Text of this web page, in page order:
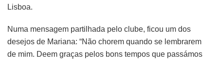
Lisboa.
Numa mensagem partilhada pelo clube, ficou um dos
desejos de Mariana: “Não chorem quando se lembrarem
de mim. Deem graças pelos bons tempos que passámos